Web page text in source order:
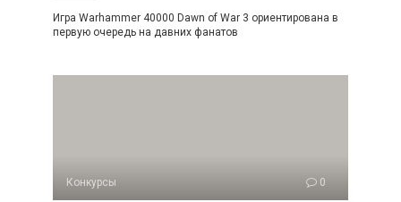
Игра Warhammer 40000 Dawn of War 3 ориентирована в
первую очередь на давних фанатов
Конкурсы 0